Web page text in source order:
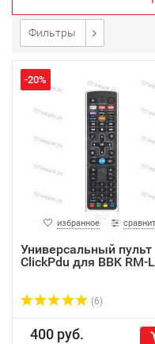
Фильтры
-20%
избранное
Универсальный пульт
ClickPdu для BBK RM-
(6)
400 руб.